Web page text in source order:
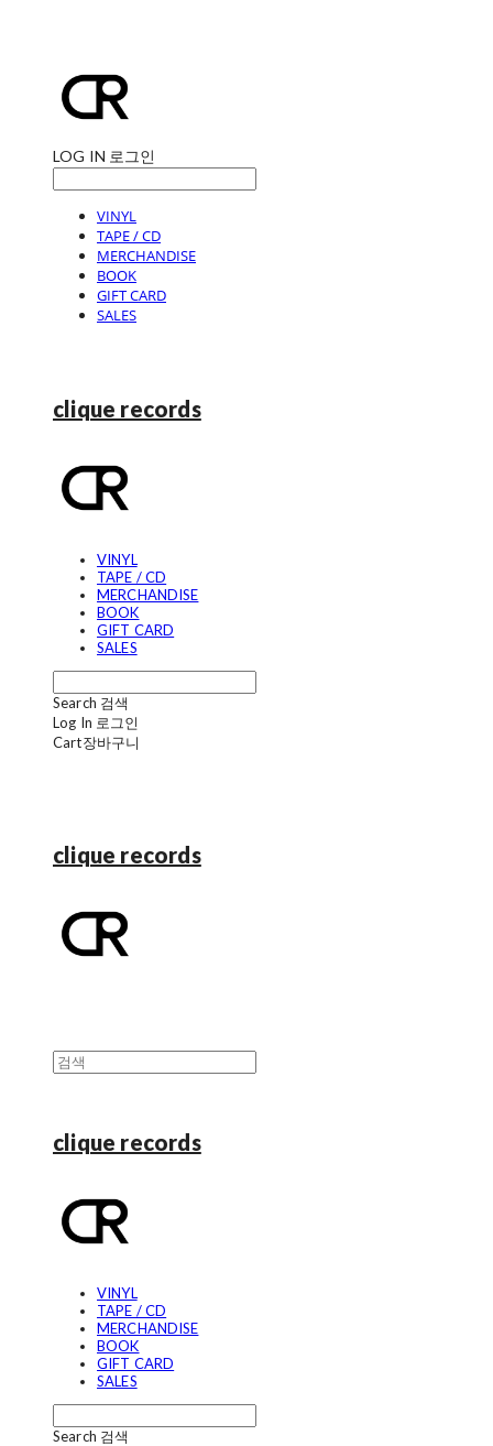
LOG IN 로그인
VINYL
TAPE / CD
MERCHANDISE
BOOK
GIFT CARD
SALES
clique records
VINYL
TAPE / CD
MERCHANDISE
BOOK
GIFT CARD
SALES
Search 검색
Log In 로그인
Cart장바구니
clique records
clique records
VINYL
TAPE / CD
MERCHANDISE
BOOK
GIFT CARD
SALES
Search 검색